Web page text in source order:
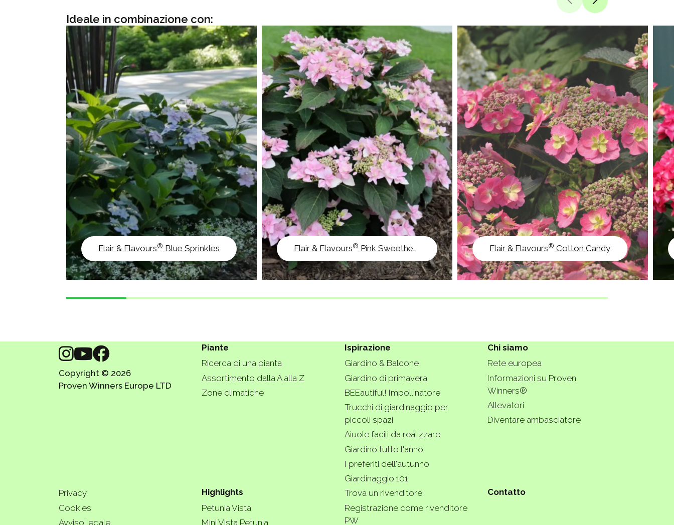
Ideale in combinazione con:
Flair & Flavours® Blue Sprinkles Flair & Flavours® Pink Sweethearts Flair & Flavours® Cotton Candy
Copyright © 2026
Proven Winners Europe LTD
Piante
Ricerca di una pianta
Assortimento dalla A alla Z
Zone climatiche
Ispirazione
Giardino & Balcone
Giardino di primavera
BEEautiful! Impollinatore
Trucchi di giardinaggio per
piccoli spazi
Aiuole facili da realizzare
Giardino tutto l'anno
I preferiti dell'autunno
Giardinaggio 101
Chi siamo
Rete europea
Informazioni su Proven
Winners®
Allevatori
Diventare ambasciatore
Privacy
Cookies
Avviso legale
Highlights
Petunia Vista
Mini Vista Petunia
Trova un rivenditore
Registrazione come rivenditore
PW
Contatto